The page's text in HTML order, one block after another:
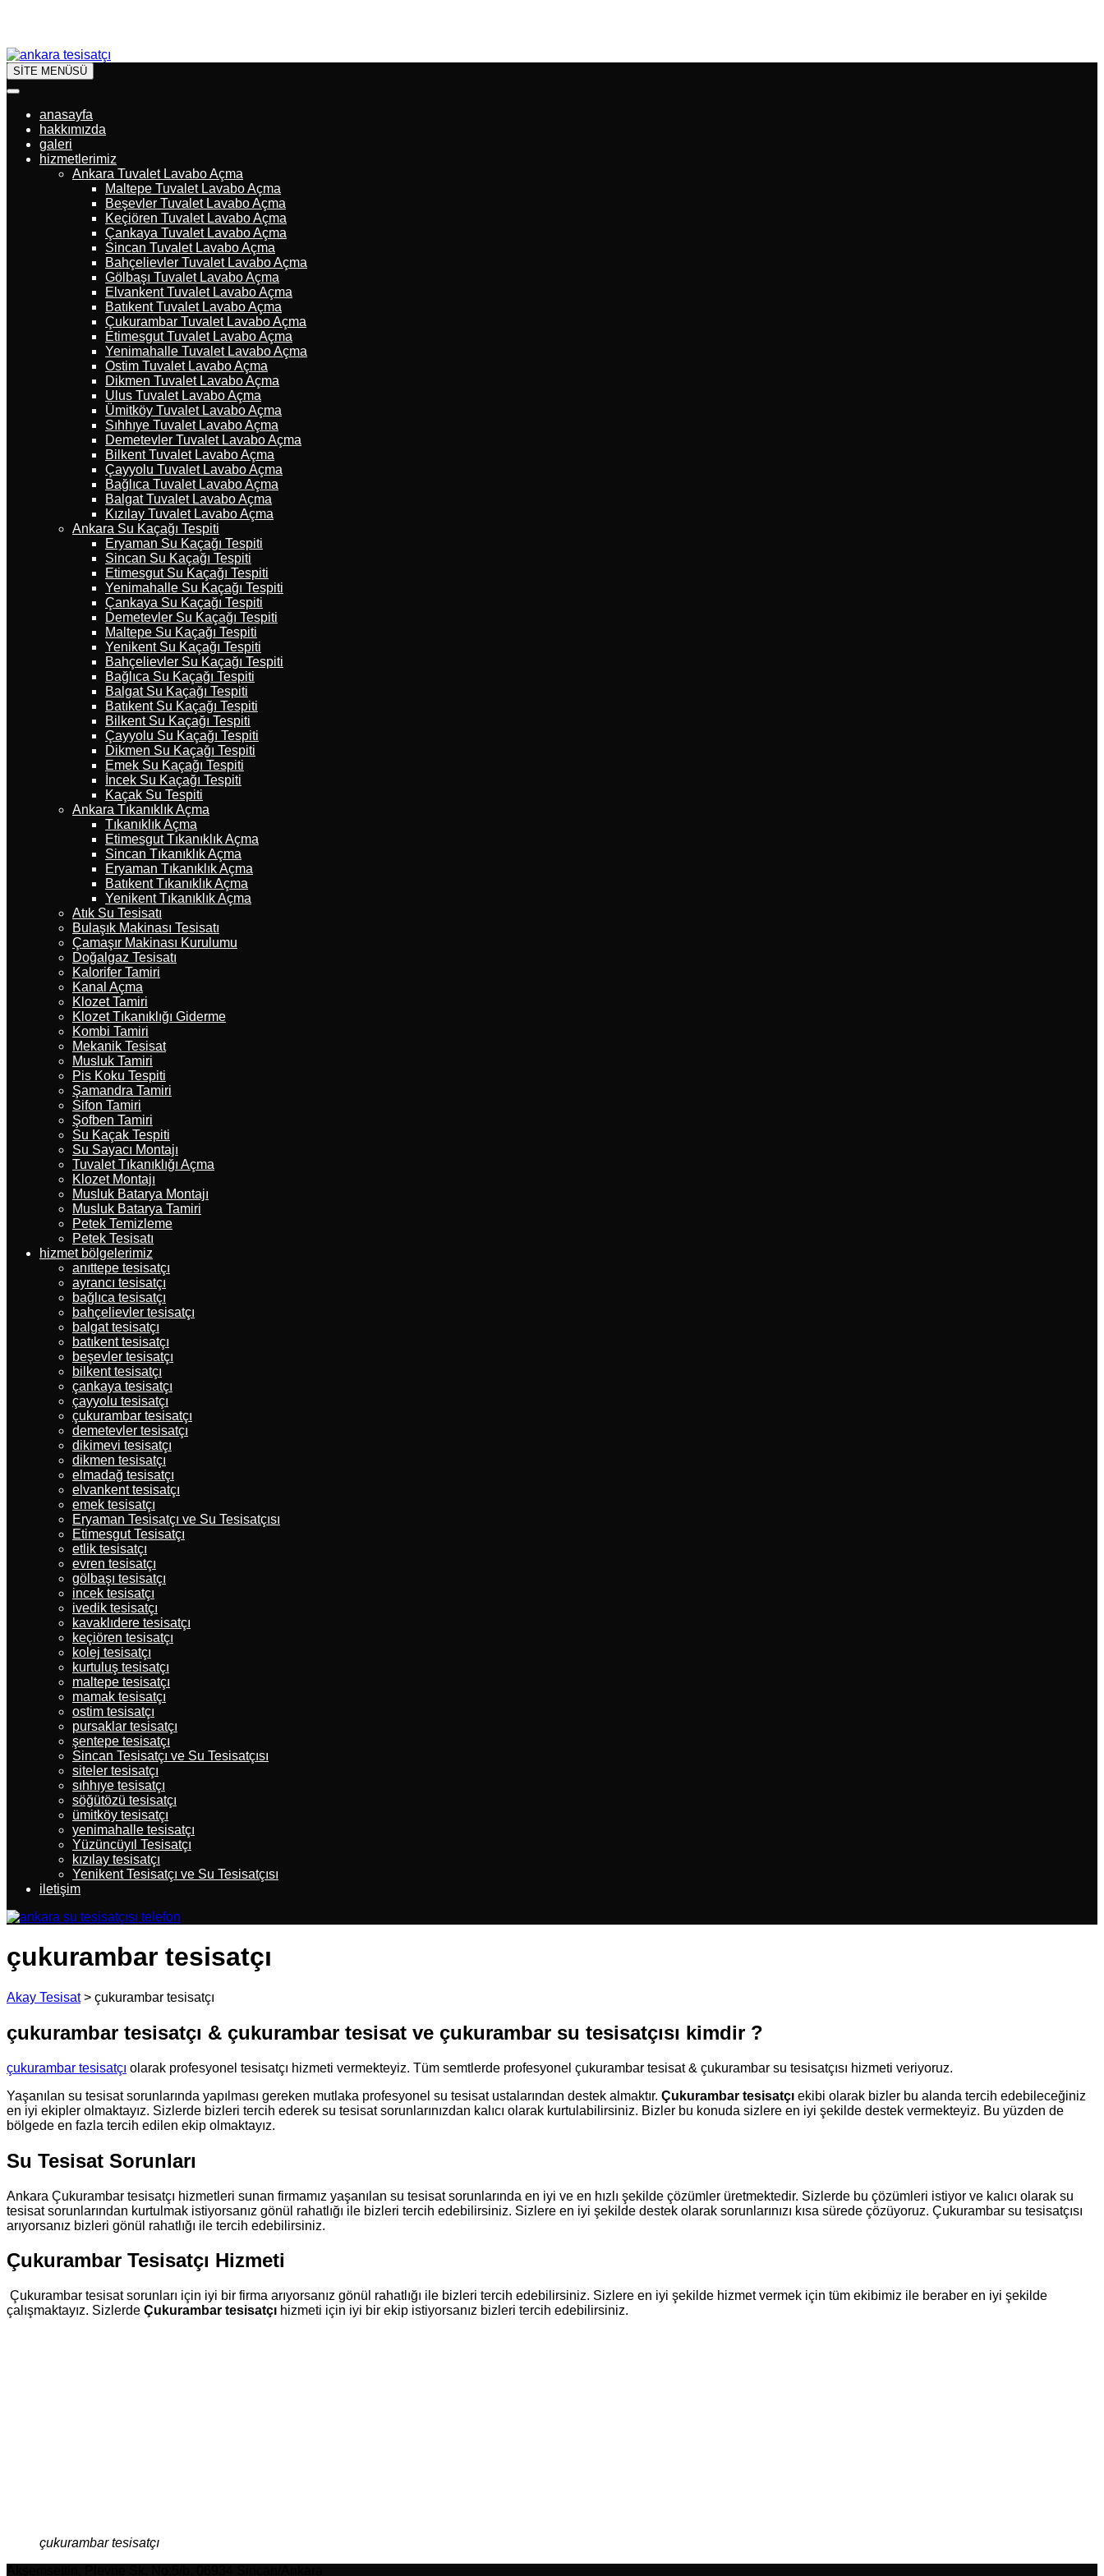
SİTE MENÜSÜ
anasayfa
hakkımızda
galeri
hizmetlerimiz
Ankara Tuvalet Lavabo Açma
Maltepe Tuvalet Lavabo Açma
Beşevler Tuvalet Lavabo Açma
Keçiören Tuvalet Lavabo Açma
Çankaya Tuvalet Lavabo Açma
Sincan Tuvalet Lavabo Açma
Bahçelievler Tuvalet Lavabo Açma
Gölbaşı Tuvalet Lavabo Açma
Elvankent Tuvalet Lavabo Açma
Batıkent Tuvalet Lavabo Açma
Çukurambar Tuvalet Lavabo Açma
Etimesgut Tuvalet Lavabo Açma
Yenimahalle Tuvalet Lavabo Açma
Ostim Tuvalet Lavabo Açma
Dikmen Tuvalet Lavabo Açma
Ulus Tuvalet Lavabo Açma
Ümitköy Tuvalet Lavabo Açma
Sıhhıye Tuvalet Lavabo Açma
Demetevler Tuvalet Lavabo Açma
Bilkent Tuvalet Lavabo Açma
Çayyolu Tuvalet Lavabo Açma
Bağlıca Tuvalet Lavabo Açma
Balgat Tuvalet Lavabo Açma
Kızılay Tuvalet Lavabo Açma
Ankara Su Kaçağı Tespiti
Eryaman Su Kaçağı Tespiti
Sincan Su Kaçağı Tespiti
Etimesgut Su Kaçağı Tespiti
Yenimahalle Su Kaçağı Tespiti
Çankaya Su Kaçağı Tespiti
Demetevler Su Kaçağı Tespiti
Maltepe Su Kaçağı Tespiti
Yenikent Su Kaçağı Tespiti
Bahçelievler Su Kaçağı Tespiti
Bağlıca Su Kaçağı Tespiti
Balgat Su Kaçağı Tespiti
Batıkent Su Kaçağı Tespiti
Bilkent Su Kaçağı Tespiti
Çayyolu Su Kaçağı Tespiti
Dikmen Su Kaçağı Tespiti
Emek Su Kaçağı Tespiti
İncek Su Kaçağı Tespiti
Kaçak Su Tespiti
Ankara Tıkanıklık Açma
Tıkanıklık Açma
Etimesgut Tıkanıklık Açma
Sincan Tıkanıklık Açma
Eryaman Tıkanıklık Açma
Batıkent Tıkanıklık Açma
Yenikent Tıkanıklık Açma
Atık Su Tesisatı
Bulaşık Makinası Tesisatı
Çamaşır Makinası Kurulumu
Doğalgaz Tesisatı
Kalorifer Tamiri
Kanal Açma
Klozet Tamiri
Klozet Tıkanıklığı Giderme
Kombi Tamiri
Mekanik Tesisat
Musluk Tamiri
Pis Koku Tespiti
Şamandra Tamiri
Sifon Tamiri
Şofben Tamiri
Su Kaçak Tespiti
Su Sayacı Montajı
Tuvalet Tıkanıklığı Açma
Klozet Montajı
Musluk Batarya Montajı
Musluk Batarya Tamiri
Petek Temizleme
Petek Tesisatı
hizmet bölgelerimiz
anıttepe tesisatçı
ayrancı tesisatçı
bağlıca tesisatçı
bahçelievler tesisatçı
balgat tesisatçı
batıkent tesisatçı
beşevler tesisatçı
bilkent tesisatçı
çankaya tesisatçı
çayyolu tesisatçı
çukurambar tesisatçı
demetevler tesisatçı
dikimevi tesisatçı
dikmen tesisatçı
elmadağ tesisatçı
elvankent tesisatçı
emek tesisatçı
Eryaman Tesisatçı ve Su Tesisatçısı
Etimesgut Tesisatçı
etlik tesisatçı
evren tesisatçı
gölbaşı tesisatçı
incek tesisatçı
ivedik tesisatçı
kavaklıdere tesisatçı
keçiören tesisatçı
kolej tesisatçı
kurtuluş tesisatçı
maltepe tesisatçı
mamak tesisatçı
ostim tesisatçı
pursaklar tesisatçı
şentepe tesisatçı
Sincan Tesisatçı ve Su Tesisatçısı
siteler tesisatçı
sıhhıye tesisatçı
söğütözü tesisatçı
ümitköy tesisatçı
yenimahalle tesisatçı
Yüzüncüyıl Tesisatçı
kızılay tesisatçı
Yenikent Tesisatçı ve Su Tesisatçısı
iletişim
çukurambar tesisatçı
Akay Tesisat> çukurambar tesisatçı
çukurambar tesisatçı & çukurambar tesisat ve çukurambar su tesisatçısı kimdir ?
çukurambar tesisatçı olarak profesyonel tesisatçı hizmeti vermekteyiz. Tüm semtlerde profesyonel çukurambar tesisat & çukurambar su tesisatçısı hizmeti veriyoruz.
Yaşanılan su tesisat sorunlarında yapılması gereken mutlaka profesyonel su tesisat ustalarından destek almaktır. Çukurambar tesisatçı ekibi olarak bizler bu alanda tercih edebileceğiniz
en iyi ekipler olmaktayız. Sizlerde bizleri tercih ederek su tesisat sorunlarınızdan kalıcı olarak kurtulabilirsiniz. Bizler bu konuda sizlere en iyi şekilde destek vermekteyiz. Bu yüzden de
bölgede en fazla tercih edilen ekip olmaktayız.
Su Tesisat Sorunları
Ankara Çukurambar tesisatçı hizmetleri sunan firmamız yaşanılan su tesisat sorunlarında en iyi ve en hızlı şekilde çözümler üretmektedir. Sizlerde bu çözümleri istiyor ve kalıcı olarak su
tesisat sorunlarından kurtulmak istiyorsanız gönül rahatlığı ile bizleri tercih edebilirsiniz. Sizlere en iyi şekilde destek olarak sorunlarınızı kısa sürede çözüyoruz. Çukurambar su tesisatçısı
arıyorsanız bizleri gönül rahatlığı ile tercih edebilirsiniz.
Çukurambar Tesisatçı Hizmeti
Çukurambar tesisat sorunları için iyi bir firma arıyorsanız gönül rahatlığı ile bizleri tercih edebilirsiniz. Sizlere en iyi şekilde hizmet vermek için tüm ekibimiz ile beraber en iyi şekilde
çalışmaktayız. Sizlerde Çukurambar tesisatçı hizmeti için iyi bir ekip istiyorsanız bizleri tercih edebilirsiniz.
çukurambar tesisatçı